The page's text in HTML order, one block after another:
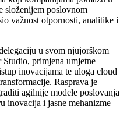
složenijem poslovnom
važnost otpornosti, analitike i
u svom njujorškom
primjena umjetne
inovacijama te uloga cloud
Rasprava je
agilnije modele poslovanja
inovacija i jasne mehanizme